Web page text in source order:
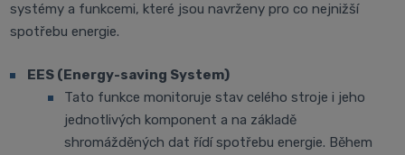
systémy a funkcemi, které jsou navrženy pro co nejnižší
spotřebu energie.
EES (Energy-saving System)
Tato funkce monitoruje stav celého stroje i jeho
jednotlivých komponent a na základě
shromážděných dat řídí spotřebu energie. Během